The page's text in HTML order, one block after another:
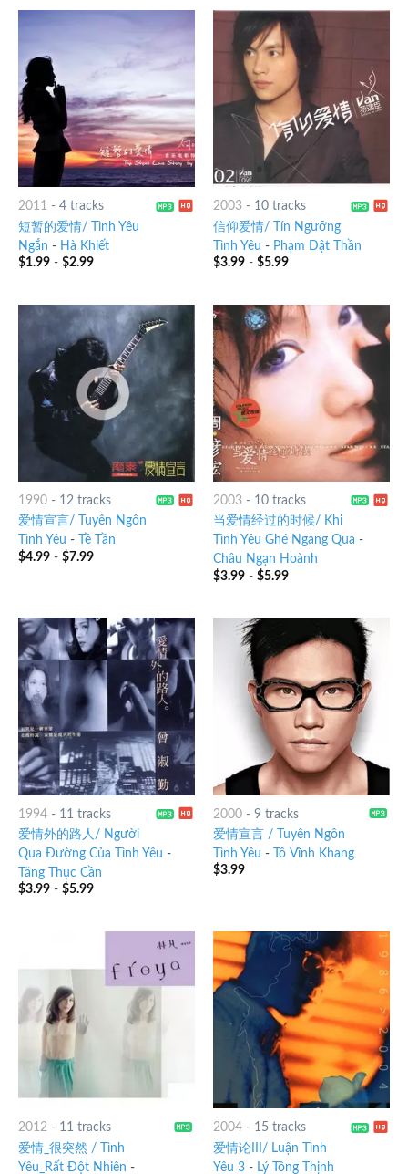
2011 - 4 tracks
短暂的爱情/ Tình Yêu
Ngắn - Hà Khiết
$1.99- $2.99
2003- 10 tracks
信仰爱情/ Tín Ngưỡng
Tình Yêu - Phạm Dật Thần
$3.99- $5.99
1990- 12 tracks
爱情宣言/ Tuyên Ngôn
Tình Yêu -
Tề Tần
$4.99- $7.99
2003- 10 tracks
当爱情经过的时候/ Khi
Tình Yêu Ghé Ngang Qua -
Châu Ngạn Hoành
$3.99- $5.99
1994- 11 tracks
爱情外的路人/ Người
Qua Đường Của Tình Yêu -
Tăng Thục Cần
$3.99- $5.99
2000- 9 tracks
爱情宣言 / Tuyên Ngôn
Tình Yêu -
Tô Vĩnh Khang
$3.99
2012- 11 tracks
爱情_很突然 / Tình
Yêu_Rất Đột Nhiên -
2004- 15 tracks
爱情论III/ Luận Tình
Yêu 3- Lý Tông Thịnh